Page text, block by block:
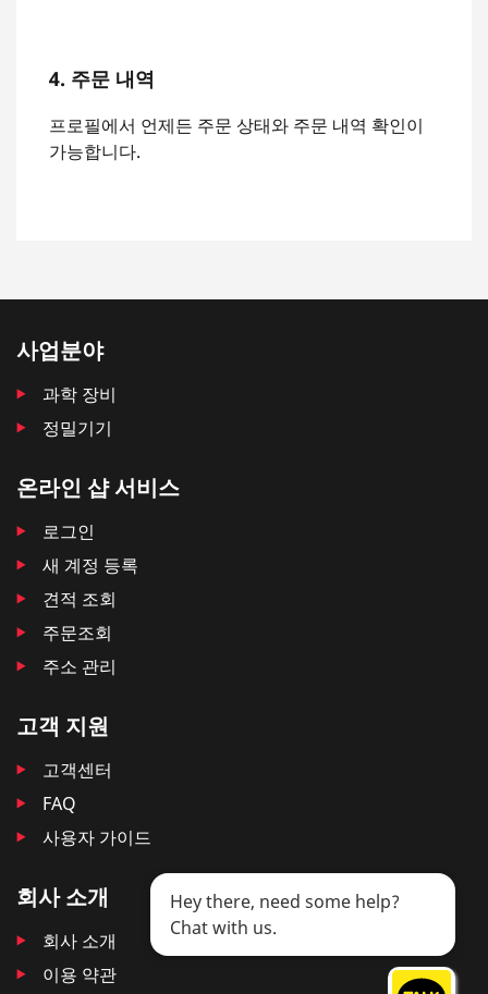
4. 주문 내역
프로필에서 언제든 주문 상태와 주문 내역 확인이
가능합니다.
사업분야
과학 장비
정밀기기
온라인 샵 서비스
로그인
새 계정 등록
견적 조회
주문조회
주소 관리
고객 지원
고객센터
FAQ
사용자 가이드
회사 소개
회사 소개
이용 약관
Hey there, need some help?
Chat with us.